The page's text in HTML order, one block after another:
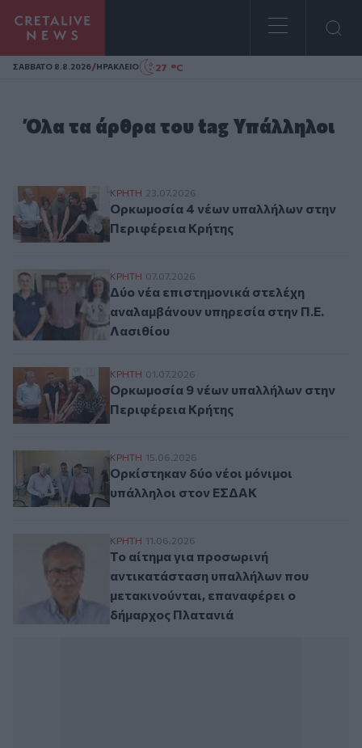
Homepage
ΣAΒΒΑΤΟ 8.8.2026/ΗΡΑΚΛΕΙΟ 27 °C
Όλα τα άρθρα του tag Υπάλληλοι
Ορκωμοσία 4 νέων υπαλλήλων στην
ΚΡΗΤΗ 23.07.2026
Ορκωμοσία 4 νέων υπαλλήλων στην
Περιφέρεια Κρήτης
Δύο νέα επιστημονικά στελέχη
ΚΡΗΤΗ 07.07.2026
Δύο νέα επιστημονικά στελέχη
αναλαμβάνουν υπηρεσία στην Π.Ε.
Λασιθίου
Ορκωμοσία 9 νέων υπαλλήλων στην
ΚΡΗΤΗ 01.07.2026
Ορκωμοσία 9 νέων υπαλλήλων στην
Περιφέρεια Κρήτης
Ορκίστηκαν δύο νέοι μόνιμοι υπάλληλοι
ΚΡΗΤΗ 15.06.2026
Ορκίστηκαν δύο νέοι μόνιμοι
υπάλληλοι στον ΕΣΔΑΚ
Το αίτημα για προσωρινή
ΚΡΗΤΗ 11.06.2026
Το αίτημα για προσωρινή
αντικατάσταση υπαλλήλων που
μετακινούνται, επαναφέρει ο
δήμαρχος Πλατανιά